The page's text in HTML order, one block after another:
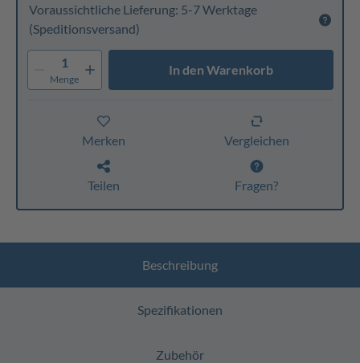
Voraussichtliche Lieferung: 5-7 Werktage
(Speditionsversand)
1
Menge
In den Warenkorb
Merken Vergleichen
Teilen Fragen?
Beschreibung
Spezifikationen
Zubehör